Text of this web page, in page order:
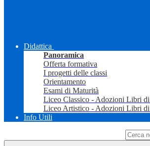
Didattica
Panoramica
Offerta formativa
I progetti delle classi
Orientamento
Esami di Maturità
Liceo Classico - Adozioni Libri
Liceo Artistico - Adozioni Libri di
Info Utili